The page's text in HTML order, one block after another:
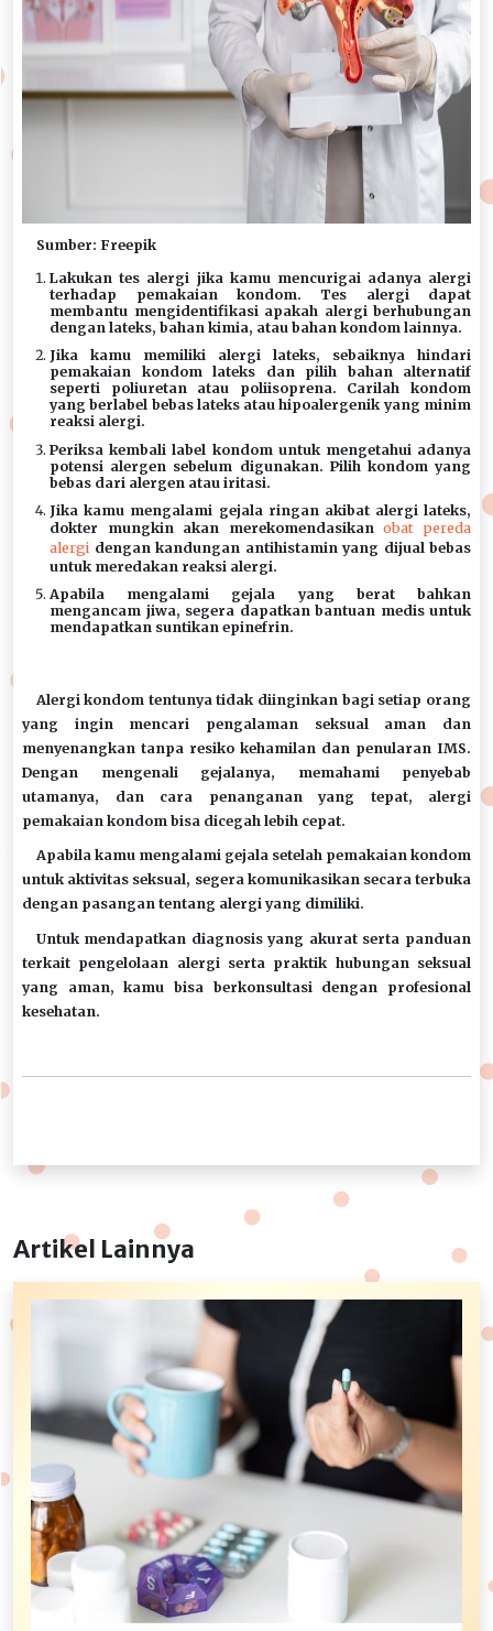
Sumber: Freepik
Lakukan tes alergi jika kamu mencurigai adanya alergi
terhadap pemakaian kondom. Tes alergi dapat
membantu mengidentifikasi apakah alergi berhubungan
dengan lateks, bahan kimia, atau bahan kondom lainnya.
Jika kamu memiliki alergi lateks, sebaiknya hindari
pemakaian kondom lateks dan pilih bahan alternatif
seperti poliuretan atau poliisoprena. Carilah kondom
yang berlabel bebas lateks atau hipoalergenik yang minim
reaksi alergi.
Periksa kembali label kondom untuk mengetahui adanya
potensi alergen sebelum digunakan. Pilih kondom yang
bebas dari alergen atau iritasi.
Jika kamu mengalami gejala ringan akibat alergi lateks,
dokter mungkin akan merekomendasikanobat pereda
alergi dengan kandungan antihistamin yang dijual bebas
untuk meredakan reaksi alergi.
Apabila mengalami gejala yang berat bahkan
mengancam jiwa, segera dapatkan bantuan medis untuk
mendapatkan suntikan epinefrin.
Alergi kondom tentunya tidak diinginkan bagi setiap orang
yang ingin mencari pengalaman seksual aman dan
menyenangkan tanpa resiko kehamilan dan penularan IMS.
Dengan mengenali gejalanya, memahami penyebab
utamanya, dan cara penanganan yang tepat, alergi
pemakaian kondom bisa dicegah lebih cepat.
Apabila kamu mengalami gejala setelah pemakaian kondom
untuk aktivitas seksual, segera komunikasikan secara terbuka
dengan pasangan tentang alergi yang dimiliki.
Untuk mendapatkan diagnosis yang akurat serta panduan
terkait pengelolaan alergi serta praktik hubungan seksual
yang aman, kamu bisa berkonsultasi dengan profesional
kesehatan.
Artikel Lainnya